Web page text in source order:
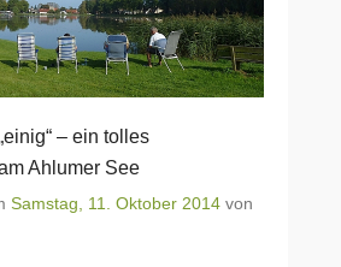
– ein tolles
Ahlumer See
Samstag, 11. Oktober 2014 von